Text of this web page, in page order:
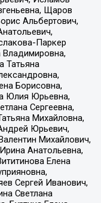
Щаров
Альбертович,
Паркер
Владимировна,
Татьяна
Борисовна,
Юлия Юрьевна,
Сергеевна,
Михайловна,
Юрьевич,
Михайлович,
Анатольевна,
Елена
Сергей Иванович,
Светлана